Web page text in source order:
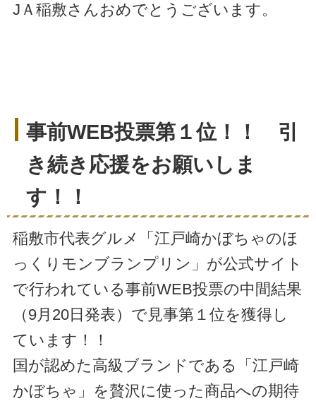
JＡ稲敷さんおめでとうございます。
事前WEB投票第１位！！ 引
き続き応援をお願いしま
す！！
稲敷市代表グルメ「江戸崎かぼちゃのほ
っくりモンブランプリン」が公式サイト
で行われている事前WEB投票の中間結果
（9月20日発表）で見事第１位を獲得し
ています！！
国が認めた高級ブランドである「江戸崎
かぼちゃ」を贅沢に使った商品への期待